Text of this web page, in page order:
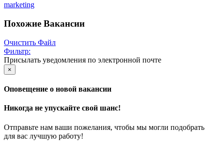
marketing
Похожие Вакансии
Очистить Файл
Фильтр:
Присылать уведомления по электронной почте
×
Оповещение о новой вакансии
Никогда не упускайте свой шанс!
Отправьте нам ваши пожелания, чтобы мы могли подобрать
для вас лучшую работу!